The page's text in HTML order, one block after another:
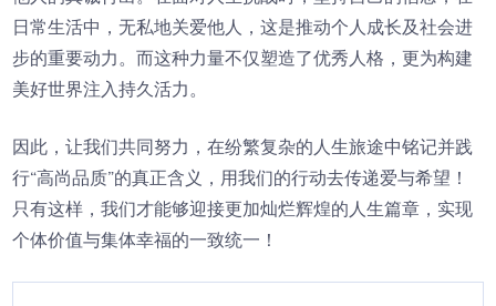
日常生活中，无私地关爱他人，这是推动个人成长及社会进
步的重要动力。而这种力量不仅塑造了优秀人格，更为构建
美好世界注入持久活力。
因此，让我们共同努力，在纷繁复杂的人生旅途中铭记并践
行“高尚品质”的真正含义，用我们的行动去传递爱与希望！
只有这样，我们才能够迎接更加灿烂辉煌的人生篇章，实现
个体价值与集体幸福的一致统一！